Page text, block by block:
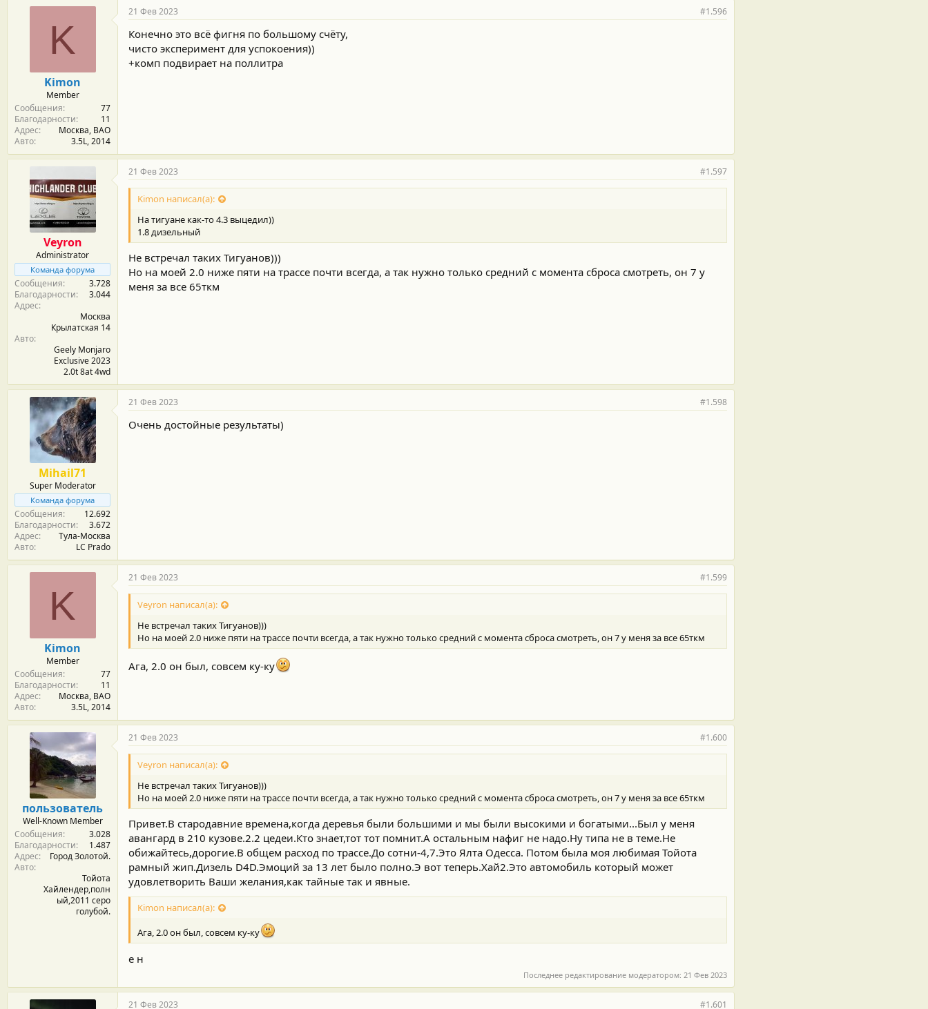
K
Kimon
Member
Сообщения
77
Благодарности
11
Адрес
Москва, ВАО
Авто
3.5L, 2014
21 Фев 2023 #1.596
Конечно это всё фигня по большому счёту,
чисто эксперимент для успокоения))
+комп подвирает на поллитра
Veyron
Administrator
Команда форума
Сообщения
3.728
Благодарности
3.044
Адрес
Москва
Крылатская 14
Авто
Geely Monjaro
Exclusive 2023
2.0t 8at 4wd
21 Фев 2023 #1.597
Kimon написал(а):
На тигуане как-то 4.3 выцедил))
1.8 дизельный
Не встречал таких Тигуанов)))
Но на моей 2.0 ниже пяти на трассе почти всегда, а так нужно только средний с момента сброса смотреть, он 7 у
меня за все 65ткм
Mihail71
Super Moderator
Команда форума
Сообщения
12.692
Благодарности
3.672
Адрес
Тула-Москва
Авто
LC Prado
21 Фев 2023 #1.598
Очень достойные результаты)
K
Kimon
Member
Сообщения
77
Благодарности
11
Адрес
Москва, ВАО
Авто
3.5L, 2014
21 Фев 2023 #1.599
Veyron написал(а):
Не встречал таких Тигуанов)))
Но на моей 2.0 ниже пяти на трассе почти всегда, а так нужно только средний с момента сброса смотреть, он 7 у меня за все 65ткм
Ага, 2.0 он был, совсем ку-ку
пользователь
Well-Known Member
Сообщения
3.028
Благодарности
1.487
Адрес
Город Золотой.
Авто
Тойота
Хайлендер,полн
ый,2011 серо
голубой.
21 Фев 2023 #1.600
Veyron написал(а):
Не встречал таких Тигуанов)))
Но на моей 2.0 ниже пяти на трассе почти всегда, а так нужно только средний с момента сброса смотреть, он 7 у меня за все 65ткм
Привет.В стародавние времена,когда деревья были большими и мы были высокими и богатыми...Был у меня
авангард в 210 кузове.2.2 цедеи.Кто знает,тот тот помнит.А остальным нафиг не надо.Ну типа не в теме.Не
обижайтесь,дорогие.В общем расход по трассе.До сотни-4,7.Это Ялта Одесса. Потом была моя любимая Тойота
рамный жип.Дизель D4D.Эмоций за 13 лет было полно.Э вот теперь.Хай2.Это автомобиль который может
удовлетворить Ваши желания,как тайные так и явные.
Kimon написал(а):
Ага, 2.0 он был, совсем ку-ку
е н
Последнее редактирование модератором: 21 Фев 2023
21 Фев 2023 #1.601